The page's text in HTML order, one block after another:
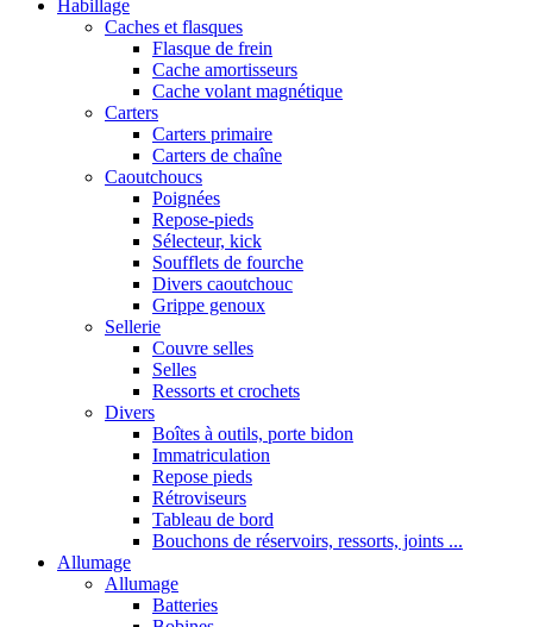
Habillage
Caches et flasques
Flasque de frein
Cache amortisseurs
Cache volant magnétique
Carters
Carters primaire
Carters de chaîne
Caoutchoucs
Poignées
Repose-pieds
Sélecteur, kick
Soufflets de fourche
Divers caoutchouc
Grippe genoux
Sellerie
Couvre selles
Selles
Ressorts et crochets
Divers
Boîtes à outils, porte bidon
Immatriculation
Repose pieds
Rétroviseurs
Tableau de bord
Bouchons de réservoirs, ressorts, joints ...
Allumage
Allumage
Batteries